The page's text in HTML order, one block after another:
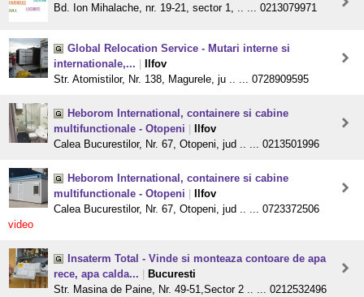
Bd. Ion Mihalache, nr. 19-21, sector 1, .. ... 0213079971
Global Relocation Service - Mutari interne si
internationale,...
Ilfov
Str. Atomistilor, Nr. 138, Magurele, ju .. ... 0728909595
Heborom International, containere si cabine
multifunctionale - Otopeni
Ilfov
Calea Bucurestilor, Nr. 67, Otopeni, jud .. ... 0213501996
Heborom International, containere si cabine
multifunctionale - Otopeni
Ilfov
Calea Bucurestilor, Nr. 67, Otopeni, jud .. ... 0723372506
video
Insaterm Total - Vinde si monteaza contoare de apa
rece, apa calda...
Bucuresti
Str. Masina de Paine, Nr. 49-51,Sector 2 .. ... 0212532496